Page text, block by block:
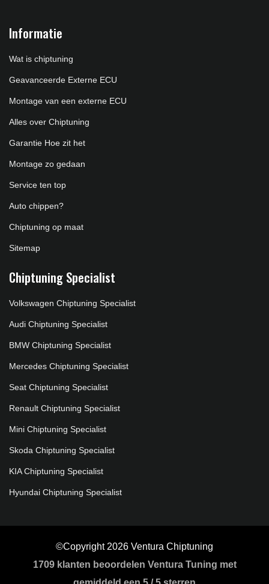
Informatie
Wat is chiptuning
Geavanceerde Externe ECU
Montage van een externe ECU
Alles over Chiptuning
Garantie Hoe zit het
Montage zo gedaan
Service ten top
Auto chippen?
Chiptuning op maat
Sitemap
Chiptuning Specialist
Volkswagen Chiptuning Specialist
Audi Chiptuning Specialist
BMW Chiptuning Specialist
Mercedes Chiptuning Specialist
Seat Chiptuning Specialist
Renault Chiptuning Specialist
Mini Chiptuning Specialist
Skoda Chiptuning Specialist
KIA Chiptuning Specialist
Hyundai Chiptuning Specialist
©Copyright 2026 Ventura Chiptuning
1709klanten beoordelen Ventura Tuning met